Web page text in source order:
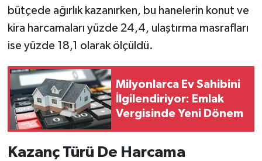
bütçede ağırlık kazanırken, bu hanelerin konut ve
kira harcamaları yüzde 24,4, ulaştırma masrafları
ise yüzde 18,1 olarak ölçüldü.
Milyonlarca Ev Sahibini
İlgilendiriyor: Emlak
Vergisinde Yeni Dönem
Kazanç Türü De Harcama